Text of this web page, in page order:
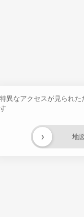
特異なアクセスが見られ
す
地
›